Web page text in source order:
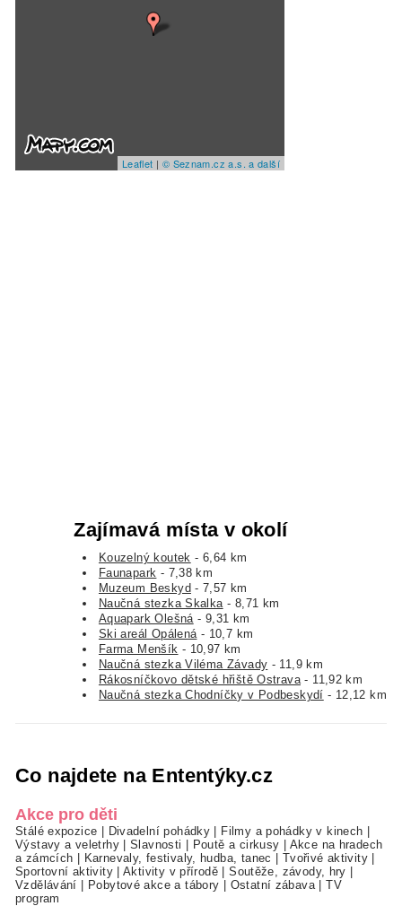
Leaflet | © Seznam.cz a.s. a další
Zajímavá místa v okolí
Kouzelný koutek - 6,64 km
Faunapark - 7,38 km
Muzeum Beskyd - 7,57 km
Naučná stezka Skalka - 8,71 km
Aquapark Olešná - 9,31 km
Ski areál Opálená - 10,7 km
Farma Menšík - 10,97 km
Naučná stezka Viléma Závady - 11,9 km
Rákosníčkovo dětské hřiště Ostrava - 11,92 km
Naučná stezka Chodníčky v Podbeskydí - 12,12 km
Co najdete na Ententýky.cz
Akce pro děti
Stálé expozice Divadelní pohádky Filmy a pohádky v kinech
Výstavy a veletrhy|Slavnosti Poutě a cirkusy
Akce na hradech
a zámcích
Karnevaly, festivaly, hudba, tanec Tvořivé aktivity
Sportovní aktivity|Aktivity v přírodě |Soutěže, závody, hry
Vzdělávání
Pobytové akce a tábory Ostatní zábava |TV
program